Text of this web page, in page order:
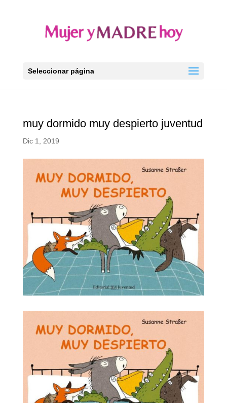
Seleccionar página
muy dormido muy despierto juventud
Dic 1, 2019